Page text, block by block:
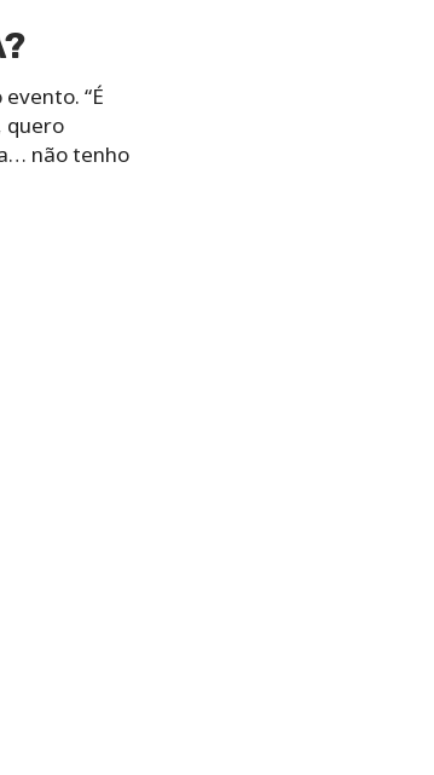
“É
quero
não tenho